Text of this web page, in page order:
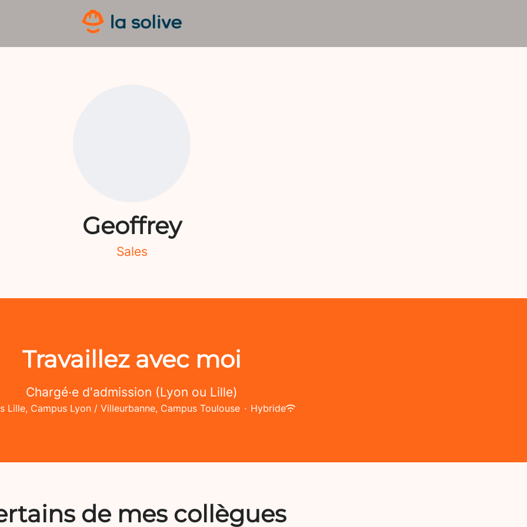
Geoffrey
Sales
Travaillez avec moi
Chargé·e d'admission (Lyon ou Lille)
Lille, Campus Lyon / Villeurbanne, Campus Toulouse · Hybride
de mes collègues